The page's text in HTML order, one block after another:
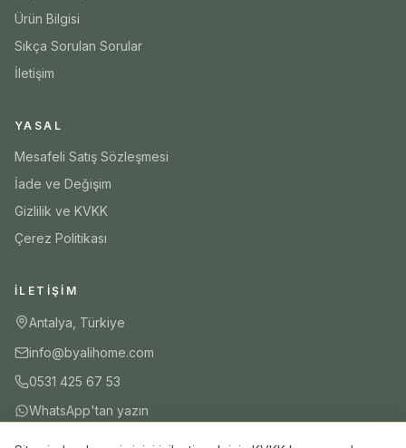
Ürün Bilgisi
Sıkça Sorulan Sorular
İletişim
YASAL
Mesafeli Satış Sözleşmesi
İade ve Değişim
Gizlilik ve KVKK
Çerez Politikası
İLETIŞIM
Antalya, Türkiye
info@byalihome.com
0531 425 67 53
WhatsApp'tan yazın